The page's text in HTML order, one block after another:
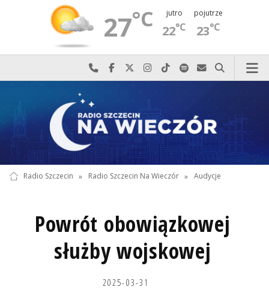
27°C jutro
22°C
pojutrze
23°C
Najlepiej po prostu do nas zadzwoń
Odwiedź nas na Facebook-u
Odwiedź nas na X
Odwiedź nas na Instagram-ie
Odwiedź nas na TikTok-u
Szukaj nas na Spotify
Wyślij do nas
Szukaj
Radio Szczecin » Radio Szczecin Na Wieczór » Audycje
Powrót obowiązkowej
służby wojskowej
2025-03-31